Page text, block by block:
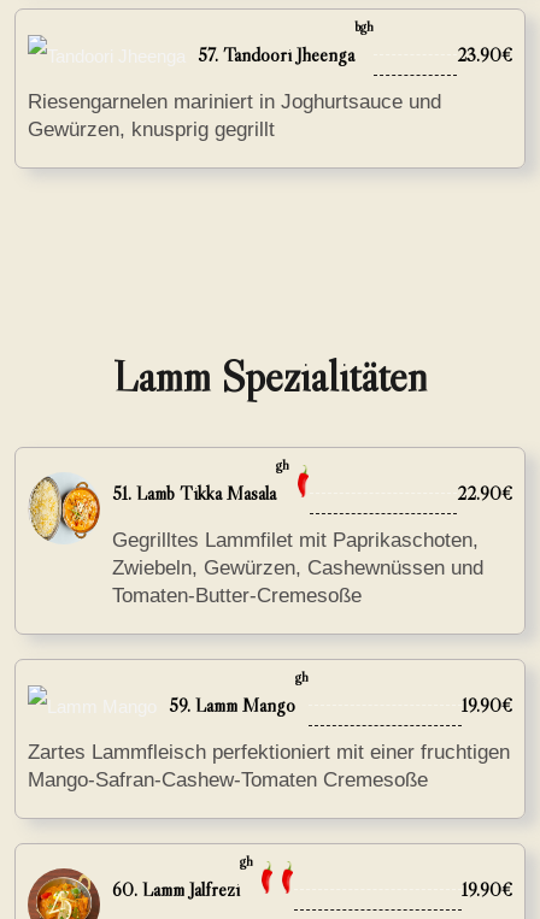
57. Tandoori Jheenga
bgh
23.90€
Riesengarnelen mariniert in Joghurtsauce und
Gewürzen, knusprig gegrillt
Lamm Spezialitäten
51. Lamb Tikka Masala
gh
22.90€
Gegrilltes Lammfilet mit Paprikaschoten,
Zwiebeln, Gewürzen, Cashewnüssen und
Tomaten-Butter-Cremesoße
59. Lamm Mango
gh
19.90€
Zartes Lammfleisch perfektioniert mit einer fruchtigen
Mango-Safran-Cashew-Tomaten Cremesoße
60. Lamm Jalfrezi
gh
19.90€